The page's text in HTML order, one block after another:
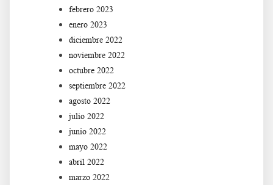
febrero 2023
enero 2023
diciembre 2022
noviembre 2022
octubre 2022
septiembre 2022
agosto 2022
julio 2022
junio 2022
mayo 2022
abril 2022
marzo 2022